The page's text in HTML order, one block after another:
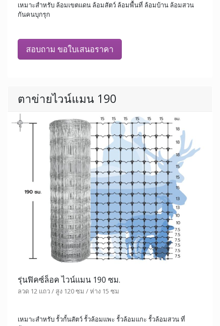
เหมาะสำหรับ ล้อมเขตแดน ล้อมสัตว์ ล้อมพื้นที่ ล้อมบ้าน ล้อมสวน
กันคนบุกรุก
สอบถาม ขอใบเสนอราคา
ตาข่ายไวน์แมน 190
รุ่นฟิคซ์ล็อค ไวน์แมน 190 ซม.
ลวด 12 แถว / สูง 120 ซม / ห่าง 15 ซม
เหมาะสำหรับ รั้วกั้นสัตว์ รั้วล้อมแพะ รั้วล้อมแกะ รั้วล้อมสวน ที่